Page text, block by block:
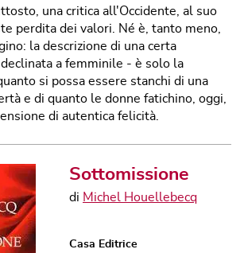
una critica all'Occidente, al suo
perdita dei valori. Né è, tanto meno,
la descrizione di una certa
a femminile - è solo la
si possa essere stanchi di una
e di quanto le donne fatichino, oggi,
di autentica felicità.
Sottomissione
di Michel Houellebecq
Casa Editrice